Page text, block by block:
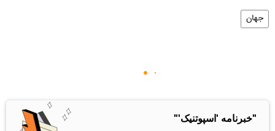
جهان
"خبرنامه 'اسپوتنیک'"